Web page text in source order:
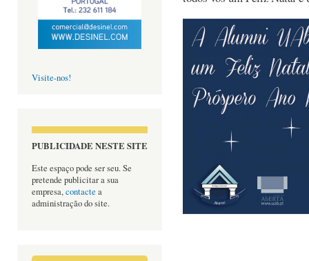
Visite-nos!
PUBLICIDADE NESTE SITE
Este espaço pode ser seu. Se
pretende publicitar a sua
empresa,contacte a
administração do site.